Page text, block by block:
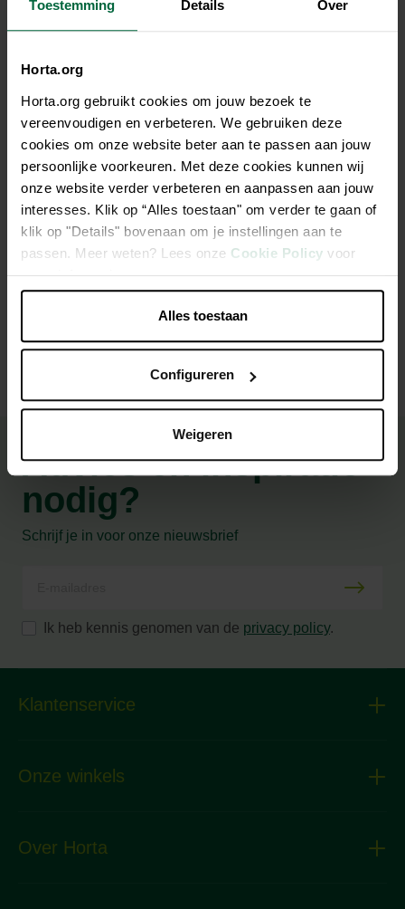
Toestemming Details Over
Horta.org
Horta.org gebruikt cookies om jouw bezoek te
vereenvoudigen en verbeteren. We gebruiken deze
cookies om onze website beter aan te passen aan jouw
persoonlijke voorkeuren. Met deze cookies kunnen wij
onze website verder verbeteren en aanpassen aan jouw
interesses. Klik op “Alles toestaan" om verder te gaan of
klik op "Details" bovenaan om je instellingen aan te
passen. Meer weten? Lees onze Cookie Policy voor
meer informatie.
Alles toestaan
Configureren
Weigeren
Beschrijving
Not Just BBQ - Pulled Pork Rub
Geschikt voor slow cooking BBQ gerechten
Direct klaar voor gebruik
Advies en inspiratie
nodig?
Schrijf je in voor onze nieuwsbrief
Ik heb kennis genomen van de privacy policy.
Klantenservice
Onze winkels
Over Horta